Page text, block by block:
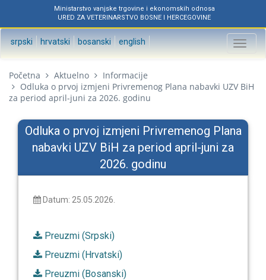
Ministarstvo vanjske trgovine i ekonomskih odnosa
URED ZA VETERINARSTVO BOSNE I HERCEGOVINE
srpski hrvatski bosanski english
Toggle
Početna Aktuelno
Informacije
Odluka o prvoj izmjeni Privremenog Plana nabavki UZV BiH
za period april-juni za 2026. godinu
Odluka o prvoj izmjeni Privremenog Plana
nabavki UZV BiH za period april-juni za
2026. godinu
Datum: 25.05.2026.
Preuzmi (Srpski)
Preuzmi (Hrvatski)
Preuzmi (Bosanski)